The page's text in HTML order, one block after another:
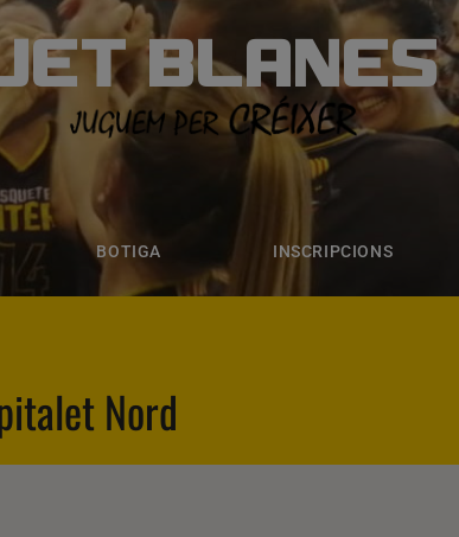
BLANES
BOTIGA
INSCRIPCIONS
BLANES
INSCRIPCIONS
Nord